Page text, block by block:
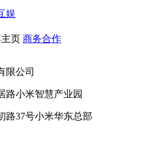
娱
页 商务合作
限公司
路小米智慧产业园
路37号小米华东总部